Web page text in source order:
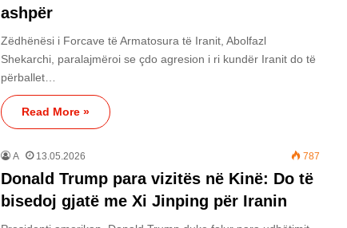
ashpër
Zëdhënësi i Forcave të Armatosura të Iranit, Abolfazl
Shekarchi, paralajmëroi se çdo agresion i ri kundër Iranit do të
përballet…
Read More »
A 13.05.2026 787
Donald Trump para vizitës në Kinë: Do të
bisedoj gjatë me Xi Jinping për Iranin